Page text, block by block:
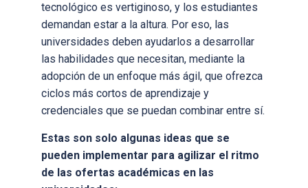
tecnológico es vertiginoso, y los estudiantes
demandan estar a la altura. Por eso, las
universidades deben ayudarlos a desarrollar
las habilidades que necesitan, mediante la
adopción de un enfoque más ágil, que ofrezca
ciclos más cortos de aprendizaje y
credenciales que se puedan combinar entre sí.
Estas son solo algunas ideas que se
pueden implementar para agilizar el ritmo
de las ofertas académicas en las